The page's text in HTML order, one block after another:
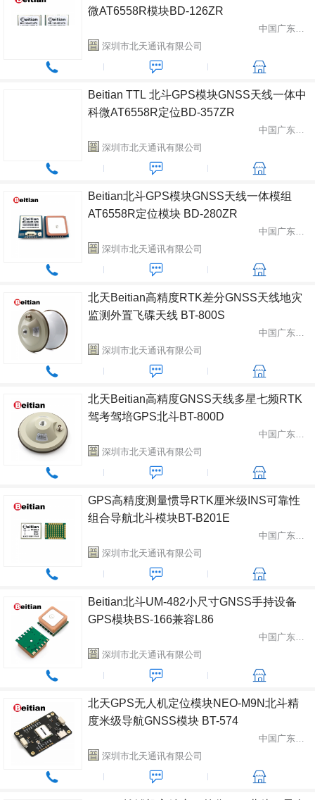
微AT6558R模块BD-126ZR
中国广东省深圳市
深圳市北天通讯有限公司
Beitian TTL 北斗GPS模块GNSS天线一体中
科微AT6558R定位BD-357ZR
中国广东省深圳市
深圳市北天通讯有限公司
Beitian北斗GPS模块GNSS天线一体模组
AT6558R定位模块 BD-280ZR
中国广东省深圳市
深圳市北天通讯有限公司
北天Beitian高精度RTK差分GNSS天线地灾
监测外置飞碟天线 BT-800S
中国广东省深圳市
深圳市北天通讯有限公司
北天Beitian高精度GNSS天线多星七频RTK
驾考驾培GPS北斗BT-800D
中国广东省深圳市
深圳市北天通讯有限公司
GPS高精度测量惯导RTK厘米级INS可靠性
组合导航北斗模块BT-B201E
中国广东省深圳市
深圳市北天通讯有限公司
Beitian北斗UM-482小尺寸GNSS手持设备
GPS模块BS-166兼容L86
中国广东省深圳市
深圳市北天通讯有限公司
北天GPS无人机定位模块NEO-M9N北斗精
度米级导航GNSS模块 BT-574
中国广东省深圳市
深圳市北天通讯有限公司